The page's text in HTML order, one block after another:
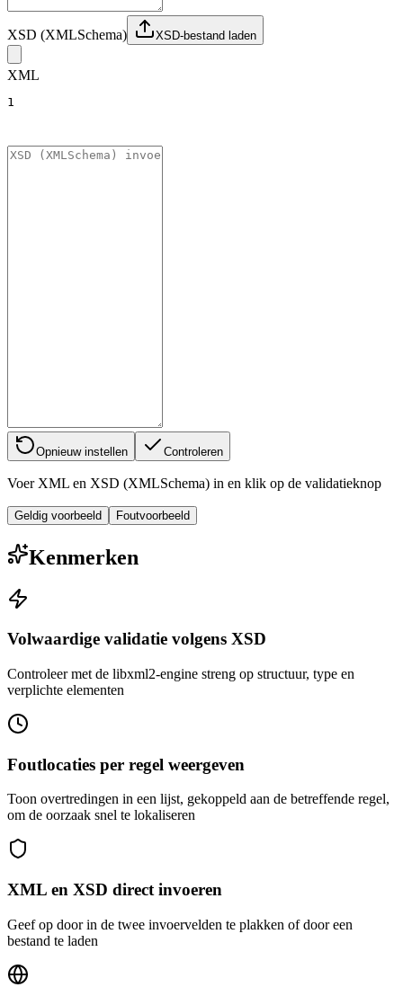
XSD (XMLSchema) XSD-bestand laden
XML
1
Opnieuw instellen Controleren
Voer XML en XSD (XMLSchema) in en klik op de validatieknop
Geldig voorbeeld Foutvoorbeeld
Kenmerken
Volwaardige validatie volgens XSD
Controleer met de libxml2-engine streng op structuur, type en
verplichte elementen
Foutlocaties per regel weergeven
Toon overtredingen in een lijst, gekoppeld aan de betreffende regel,
om de oorzaak snel te lokaliseren
XML en XSD direct invoeren
Geef op door in de twee invoervelden te plakken of door een
bestand te laden